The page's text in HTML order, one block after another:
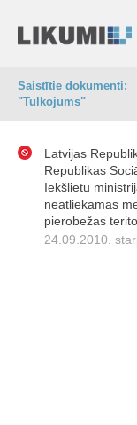
Saistītie dokumenti:
"Tulkojums"
Latvijas
Republikas
Iekšlietu
neatliekamās
pierobežas
24.09.2010.